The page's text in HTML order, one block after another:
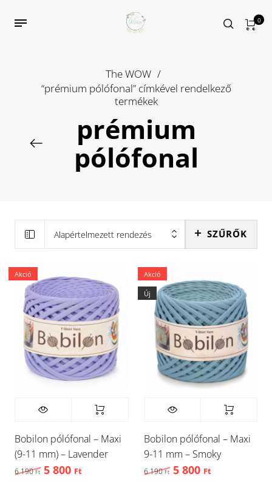
0
The WOW /
“prémium pólófonal” címkével rendelkező
termékek
prémium
pólófonal
Alapértelmezett rendezés SZŰRŐK
Akció
Bobilon pólófonal – Maxi
(9-11 mm) – Lavender
6 190Ft Original price was: 6 190 Ft,.
5 800 Ft Current price is: 5 800 Ft,.
Akció
Új
Bobilon pólófonal – Maxi
9-11 mm – Smoky
6 190Ft Original price was: 6
5 800 Ft